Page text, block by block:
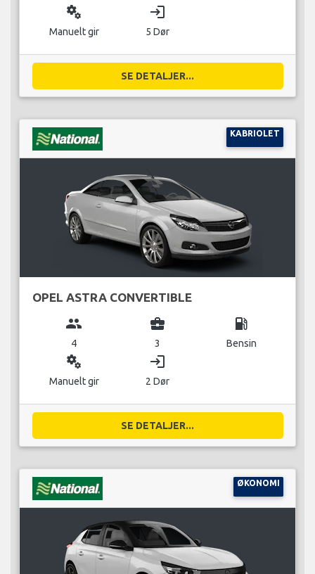
miscellaneous_services
Manuelt gir
login
5 Dør
SE DETALJER...
KABRIOLET
OPEL ASTRA CONVERTIBLE
group
4
business_center
3
local_gas_station
Bensin
miscellaneous_services
Manuelt gir
login
2 Dør
SE DETALJER...
ØKONOMI